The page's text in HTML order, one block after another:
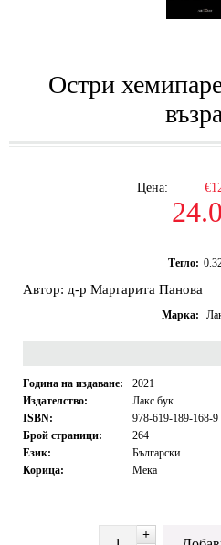
Остри
Цена:
Тегло:
Автор: д-р Маргарита Панова
Марка:
Година на издаване:
2021
Издателство:
Лакс бук
ISBN:
978-619-189-168-9
Брой страници:
264
Език:
Български
Корица:
Мека
+